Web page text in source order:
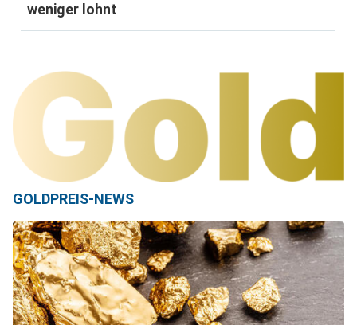
weniger lohnt
GOLDPREIS-NEWS